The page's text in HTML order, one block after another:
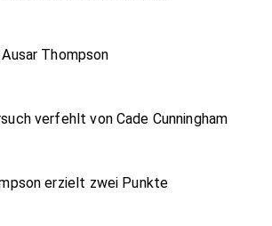
Thompson
verfehlt von Cade Cunningham
erzielt zwei Punkte